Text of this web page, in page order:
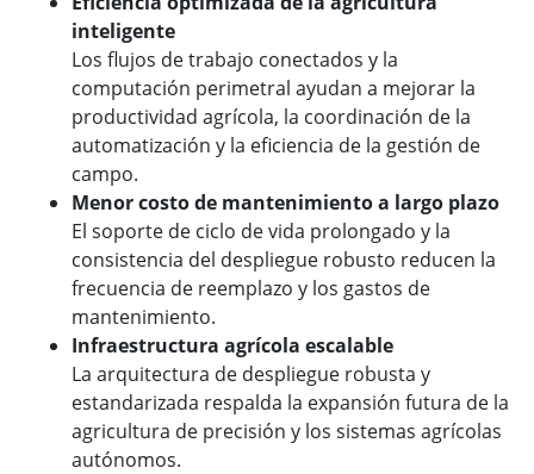
inteligente
Los flujos de trabajo conectados y la
computación perimetral ayudan a mejorar la
productividad agrícola, la coordinación de la
automatización y la eficiencia de la gestión de
campo.
Menor costo de mantenimiento a largo plazo
El soporte de ciclo de vida prolongado y la
consistencia del despliegue robusto reducen la
frecuencia de reemplazo y los gastos de
mantenimiento.
Infraestructura agrícola escalable
La arquitectura de despliegue robusta y
estandarizada respalda la expansión futura de la
agricultura de precisión y los sistemas agrícolas
autónomos.